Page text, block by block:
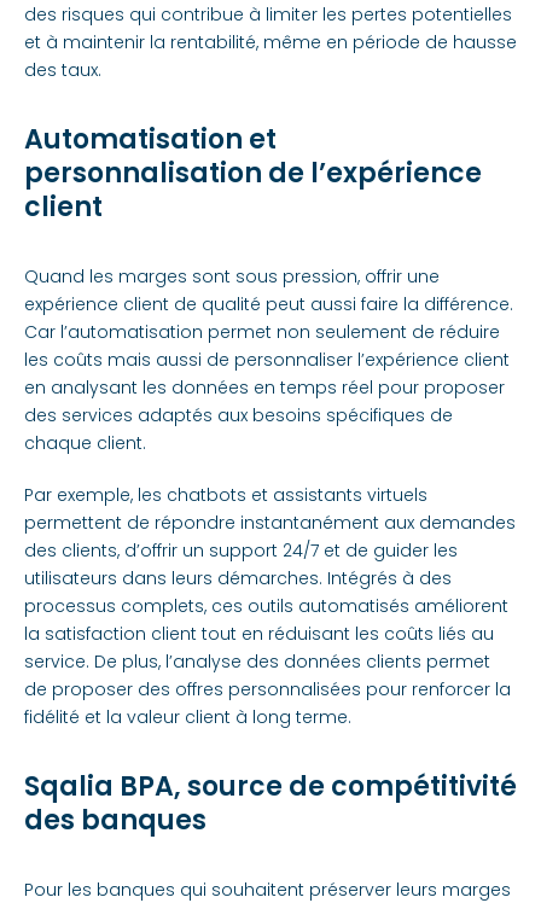
des risques qui contribue à limiter les pertes potentielles
et à maintenir la rentabilité, même en période de hausse
des taux.
Automatisation et
personnalisation de l’expérience
client
Quand les marges sont sous pression, offrir une
expérience client de qualité peut aussi faire la différence.
Car l’automatisation permet non seulement de réduire
les coûts mais aussi de personnaliser l’expérience client
en analysant les données en temps réel pour proposer
des services adaptés aux besoins spécifiques de
chaque client.
Par exemple, les chatbots et assistants virtuels
permettent de répondre instantanément aux demandes
des clients, d’offrir un support 24/7 et de guider les
utilisateurs dans leurs démarches. Intégrés à des
processus complets, ces outils automatisés améliorent
la satisfaction client tout en réduisant les coûts liés au
service. De plus, l’analyse des données clients permet
de proposer des offres personnalisées pour renforcer la
fidélité et la valeur client à long terme.
Sqalia BPA, source de compétitivité
des banques
Pour les banques qui souhaitent préserver leurs marges